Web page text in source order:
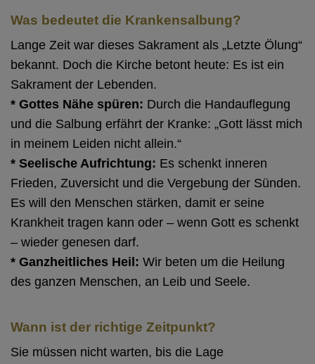
Was bedeutet die Krankensalbung?
Lange Zeit war dieses Sakrament als „Letzte Ölung“
bekannt. Doch die Kirche betont heute: Es ist ein
Sakrament der Lebenden.
* Gottes Nähe spüren: Durch die Handauflegung
und die Salbung erfährt der Kranke: „Gott lässt mich
in meinem Leiden nicht allein.“
* Seelische Aufrichtung: Es schenkt inneren
Frieden, Zuversicht und die Vergebung der Sünden.
Es will den Menschen stärken, damit er seine
Krankheit tragen kann oder – wenn Gott es schenkt
– wieder genesen darf.
* Ganzheitliches Heil: Wir beten um die Heilung
des ganzen Menschen, an Leib und Seele.
Wann ist der richtige Zeitpunkt?
Sie müssen nicht warten, bis die Lage